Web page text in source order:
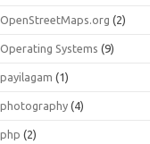
OpenStreetMaps.org (2)
Operating Systems (9)
payilagam (1)
photography (4)
php (2)